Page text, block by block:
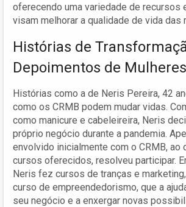
oferecendo uma variedade de recursos
visam melhorar a qualidade de vida das
Histórias de
Depoimentos de Mulheres
Histórias como a de Neris Pereira, 42
como os CRMB podem mudar vidas.
como manicure e cabeleireira, Neris
próprio negócio durante a pandemia.
envolvido inicialmente com o CRMB, ao
cursos oferecidos, resolveu participar.
Neris fez cursos de tranças e
curso de empreendedorismo, que a
seu negócio e a enxergar novas